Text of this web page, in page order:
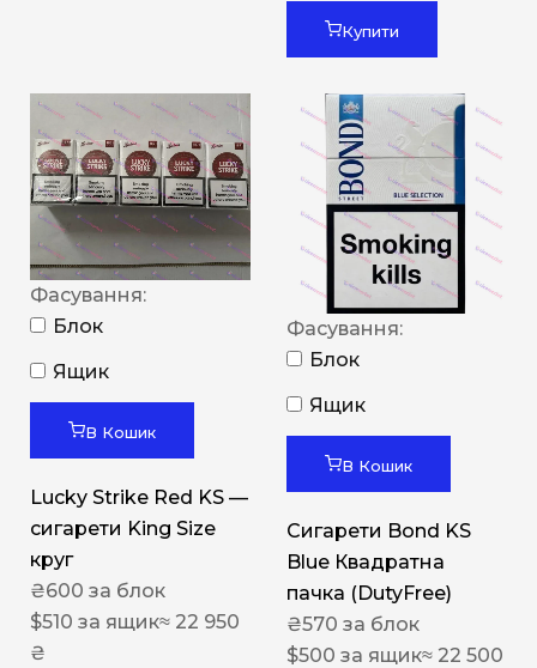
Купити
Фасування:
Блок
Ящик
В Кошик
Lucky Strike Red KS —
сигарети King Size
круг
₴600 за блок
$510 за ящик≈ 22 950
₴
Фасування:
Блок
Ящик
В Кошик
Сигарети Bond KS
Blue Квадратна
пачка (DutyFree)
₴570 за блок
$500 за ящик≈ 22 500